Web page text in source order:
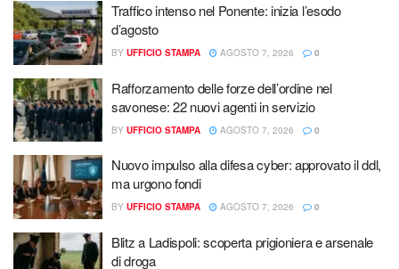
Traffico intenso nel Ponente: inizia l’esodo
d’agosto
BY UFFICIO STAMPA AGOSTO 7, 2026 0
Rafforzamento delle forze dell’ordine nel
savonese: 22 nuovi agenti in servizio
BY UFFICIO STAMPA AGOSTO 7, 2026 0
Nuovo impulso alla difesa cyber: approvato il ddl,
ma urgono fondi
BY UFFICIO STAMPA AGOSTO 7, 2026 0
Blitz a Ladispoli: scoperta prigioniera e arsenale
di droga